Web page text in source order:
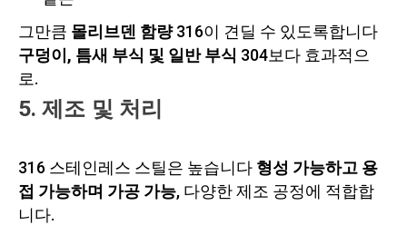
그만큼 몰리브덴 함량316이 견딜 수 있도록합니다
구덩이, 틈새 부식 및 일반 부식 304보다 효과적으
로.
5. 제조 및 처리
316 스테인레스 스틸은 높습니다 형성 가능하고 용
접 가능하며 가공 가능, 다양한 제조 공정에 적합합
니다.